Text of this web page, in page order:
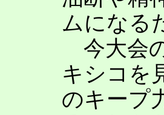
ムになる
今大会
キシコを
のキープ